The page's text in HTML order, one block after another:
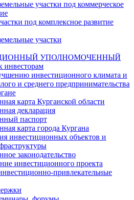
участки под коммерческое
под комплексное развитие
участки
УПОЛНОМОЧЕННЫЙ
инвесторам
инвестиционного климата и
и среднего предпринимательства
карта Курганской области
декларация
паспорт
карта города Кургана
инвестиционных объектов и
законодательство
инвестиционного проекта
привлекательные